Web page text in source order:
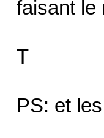
faisant le
T
PS: et